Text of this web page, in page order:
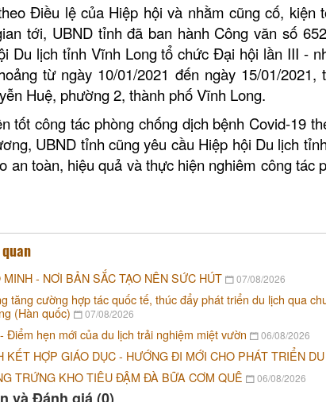
Điều lệ của Hiệp hội và nhằm cũng cố, kiện
tới, UBND tỉnh đã ban hành Công văn số
Du lịch tỉnh Vĩnh Long tổ chức Đại hội lần III -
từ ngày 10/01/2021 đến ngày 15/01/
Huệ, phường 2, thành phố Vĩnh Long.
tốt công tác phòng chống dịch bệnh Covid-19
UBND tỉnh cũng yêu cầu Hiệp hội Du lịch
an toàn, hiệu quả và thực hiện nghiêm công tác
MINH - NƠI BẢN SẮC TẠO NÊN SỨC HÚT 07/08/2026
tăng cường hợp tác quốc tế, thúc đẩy phát triển du lịch qua
(Hàn quốc)
07/08/2026
Điểm hẹn mới của du lịch trải nghiệm miệt vườn 06/08/2026
KẾT HỢP GIÁO DỤC - HƯỚNG ĐI MỚI CHO PHÁT TRIỂN
TRỨNG KHO TIÊU ĐẬM ĐÀ BỮA CƠM QUÊ 06/08/2026
và Đánh giá (0)